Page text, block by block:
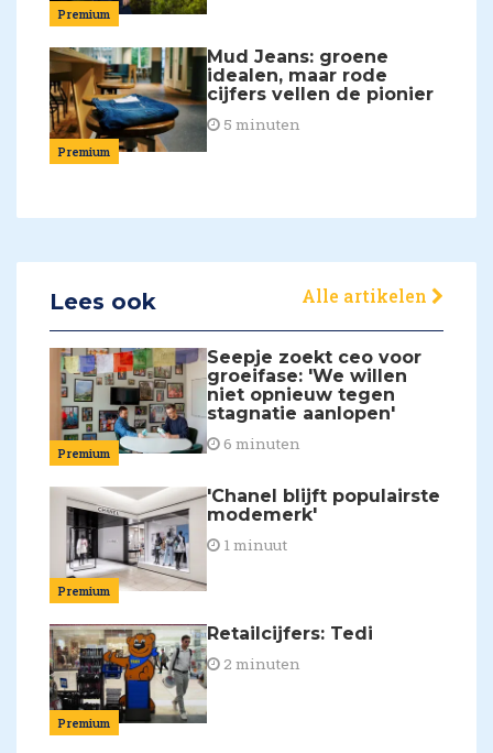
Premium
Premium
Mud Jeans: groene
idealen, maar rode
cijfers vellen de pionier
5 minuten
Lees ook Alle artikelen
Premium
Seepje zoekt ceo voor
groeifase: 'We willen
niet opnieuw tegen
stagnatie aanlopen'
6 minuten
Premium
'Chanel blijft populairste
modemerk'
1 minuut
Premium
Retailcijfers: Tedi
2 minuten